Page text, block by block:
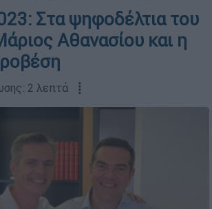
Στα ψηφοδέλτια του
Αθανασίου και η
2 λεπτά ┋